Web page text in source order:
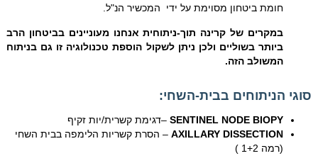
חומת ביטחון מסוימת על ידי המכשיר הנ"ל.
במקרים של קרינה תוך-ניתוחית אנחנו מעוניינים בביטחון הרב
ביותר בשוליים ולכן ניתן לשקול הוספת טכנולוגיה זו גם בניתוח
המשולב הזה.
סוגי הניתוחים בבית-השחי:
SENTINEL NODE BIOPY–דגימת קשרית/יות זקיף
AXILLARY DISSECTION– הסרת קשריות הלימפה בבית השחי
(רמה 1+2 )